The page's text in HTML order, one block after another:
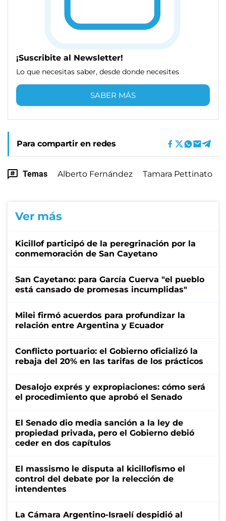
¡Suscribite al Newsletter!
Lo que necesitas saber, desde donde necesites
SABER MÁS
Para compartir en redes
Temas Alberto Fernández Tamara Pettinato
Ver más
Kicillof participó de la peregrinación por la
conmemoración de San Cayetano
San Cayetano: para García Cuerva "el pueblo
está cansado de promesas incumplidas"
Milei firmó acuerdos para profundizar la
relación entre Argentina y Ecuador
Conflicto portuario: el Gobierno oficializó la
rebaja del 20% en las tarifas de los prácticos
Desalojo exprés y expropiaciones: cómo será
el procedimiento que aprobó el Senado
El Senado dio media sanción a la ley de
propiedad privada, pero el Gobierno debió
ceder en dos capítulos
El massismo le disputa al kicillofismo el
control del debate por la relección de
intendentes
La Cámara Argentino-Israelí despidió al